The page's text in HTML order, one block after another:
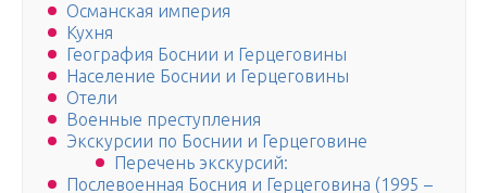
Османская империя
Кухня
География Боснии и Герцеговины
Население Боснии и Герцеговины
Отели
Военные преступления
Экскурсии по Боснии и Герцеговине
Перечень экскурсий:
Послевоенная Босния и Герцеговина (1995 –